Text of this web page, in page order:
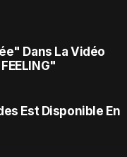
Dans La Vidéo
Est Disponible En